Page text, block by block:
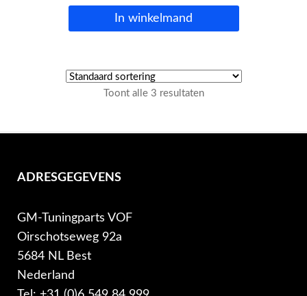
In winkelmand
Toont alle 3 resultaten
ADRESGEGEVENS
GM-Tuningparts VOF
Oirschotseweg 92a
5684 NL Best
Nederland